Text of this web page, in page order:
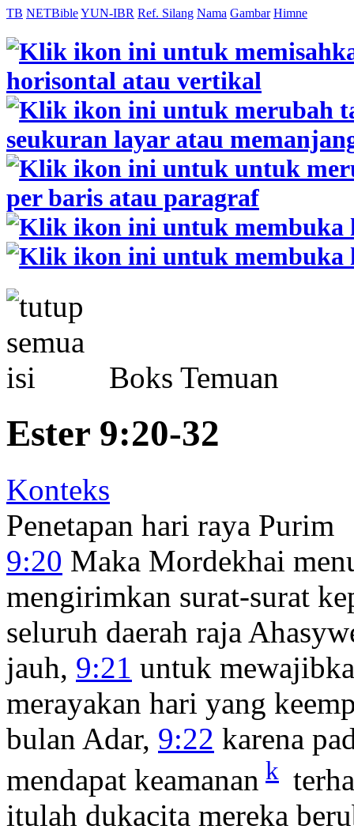
TB NETBibleYUN-IBR Ref. Silang Nama Gambar Himne
Boks Temuan
Ester 9:20-32
Konteks
Penetapan hari raya Purim
9:20 Maka Mordekhai
mengirimkan surat-surat
seluruh daerah raja
jauh, 9:21 untuk
merayakan hari yang
bulan Adar, 9:22 karena
mendapat keamanan k
itulah dukacita mereka